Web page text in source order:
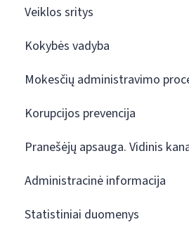
Veiklos sritys
Kokybės vadyba
Mokesčių administravimo
Korupcijos prevencija
Pranešėjų apsauga. Vidinis
Administracinė informacija
Statistiniai duomenys